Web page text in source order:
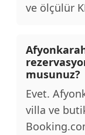
ve ölçülür
musunuz?
Evet.
villa ve